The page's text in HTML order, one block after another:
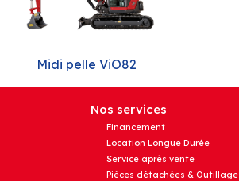
Midi pelle ViO82
Nos services
Financement
Location Longue Durée
Service après vente
Pièces détachées & Outillage